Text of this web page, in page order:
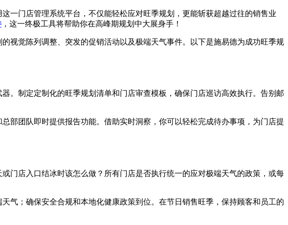
一门店管理系统平台，不仅能轻松应对旺季规划，更能斩获超越过往的销售业
，这一终极工具将帮助你在高峰期规划中大展身手！
视觉陈列调整、突发的促销活动以及极端天气事件。以下是施易德为成功旺季规
。制定定制化的旺季规划清单和门店审查模板，确保门店巡访高效执行。告别邮
部团队即时提供报告功能。借助实时洞察，你可以轻松完成待办事项，为门店提
门店入口结冰时该怎么做？所有门店是否执行统一的应对极端天气的政策，或每
气；确保安全合规和本地化健康政策到位。在节日销售旺季，保持顾客和员工的